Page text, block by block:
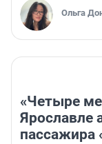
Ольга
«Четыре
Ярославле
пассажира